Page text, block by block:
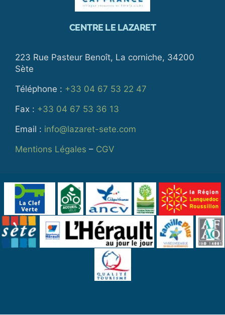
CENTRE LE LAZARET
223 Rue Pasteur Benoît, La corniche, 34200
Sète
Téléphone : +33 04 67 53 22 47
Fax : +33 04 67 53 36 13
Email : info@lazaret-sete.com
Mentions Légales – CGV